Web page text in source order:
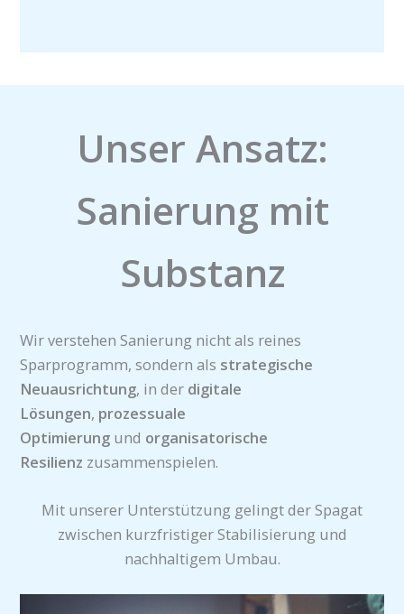
Unser Ansatz:
Sanierung mit
Substanz
Wir verstehen Sanierung nicht als reines
Sparprogramm, sondern als strategische
Neuausrichtung, in der digitale
Lösungen, prozessuale
Optimierung und organisatorische
Resilienz zusammenspielen.
Mit unserer Unterstützung gelingt der Spagat
zwischen kurzfristiger Stabilisierung und
nachhaltigem Umbau.